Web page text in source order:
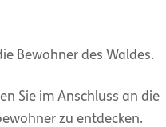
Bewohner des Waldes.
Sie im Anschluss an die
zu entdecken.